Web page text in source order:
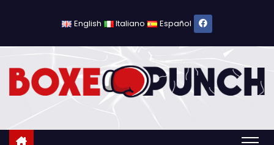
l
English Italiano Español